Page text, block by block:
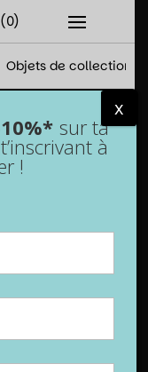
(0)
Objets de collection
sur ta
à
!
x